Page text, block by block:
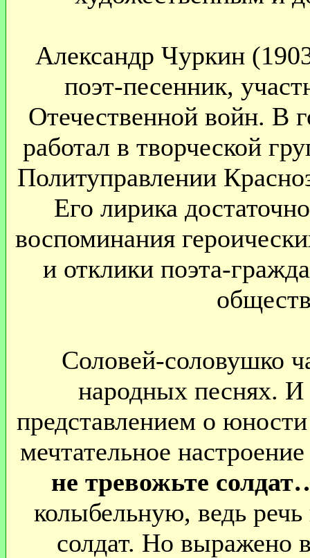
Александр Чуркин
поэт-песенник,
Отечественной войн. В
работал в творческой
Политуправлении
Его лирика
воспоминания
и отклики поэта-
Соловей-соловушко
народных песнях. И
представлением о
мечтательное
не тревожьте
колыбельную, ведь
солдат. Но выражено